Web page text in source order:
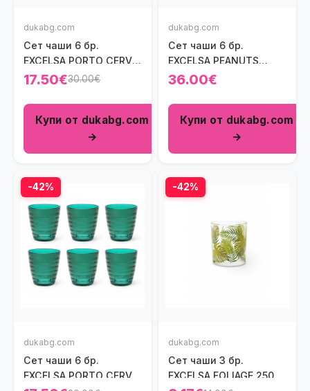
dukabg.com
Сет чаши 6 бр.
EXCELSA PORTO CERVO
270 мл., син
17.50€30.00€
Купи от dukabg.com
→
dukabg.com
Сет чаши 6 бр.
EXCELSA PEANUTS
SHINY AND BRIGHT 350
36.00€
Купи от dukabg.com
→
-42%
dukabg.com
Сет чаши 6 бр.
EXCELSA PORTO CERVO
-42%
dukabg.com
Сет чаши 3 бр.
EXCELSA FOLIAGE 250